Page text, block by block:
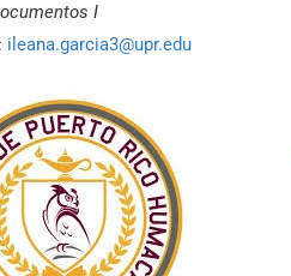
I
ileana.garcia3@upr.edu